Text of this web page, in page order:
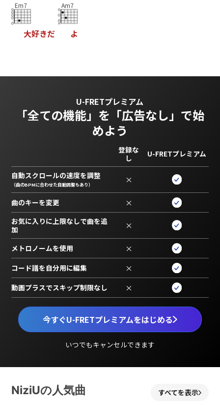
Em7
大好きだ
Am7
よ
U-FRETプレミアム
「全ての機能」を 「広告なし」で始
めよう
今すぐU-FRETプレミアムをはじめる
いつでもキャンセルできます
登録な
し
U-FRETプレミアム
自動スクロールの速度を調整
（曲のBPMに合わせた自動調整もあり） ×
曲のキーを変更 ×
お気に入りに上限なしで曲を追
加
×
メトロノームを使用 ×
コード譜を自分用に編集 ×
動画プラスでスキップ制限なし ×
NiziUの人気曲 すべてを表示